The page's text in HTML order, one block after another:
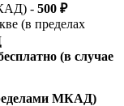
- 500 ₽
(в пределах
(в случае
МКАД)